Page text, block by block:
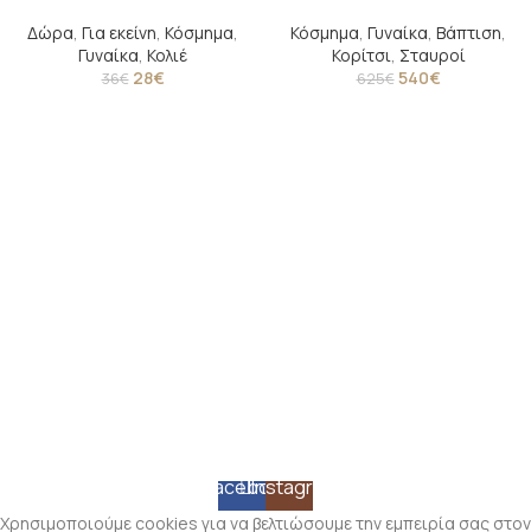
Δώρα, Για εκείνη, Κόσμημα,
Γυναίκα, Κολιέ
36€ 28€
Κόσμημα, Γυναίκα, Βάπτιση,
Κορίτσι, Σταυροί
625€ 540€
Facebook
Instagram
Χρησιμοποιούμε cookies για να βελτιώσουμε την εμπειρία σας στον